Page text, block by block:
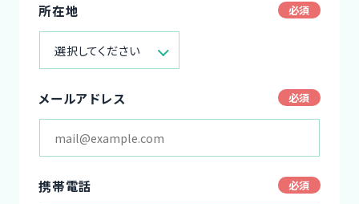
所在地
選択してください
メールアドレス
携帯電話